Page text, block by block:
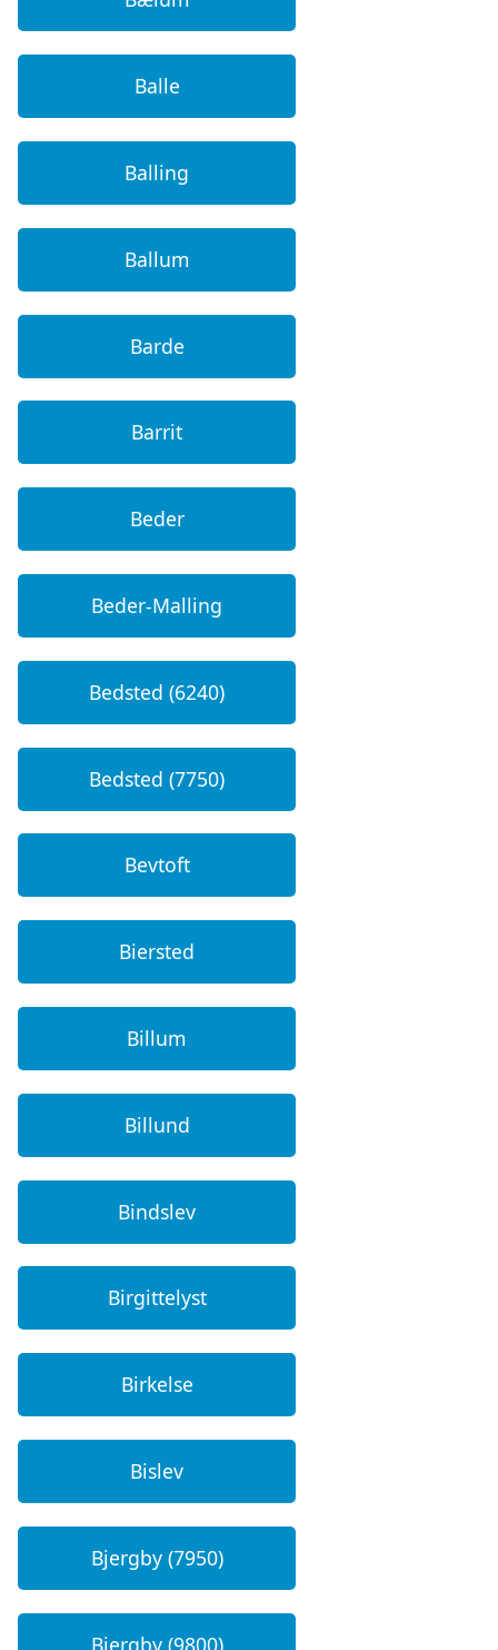
Balle
Balling
Ballum
Barde
Barrit
Beder
Beder-Malling
Bedsted (6240)
Bedsted (7750)
Bevtoft
Biersted
Billum
Billund
Bindslev
Birgittelyst
Birkelse
Bislev
Bjergby (7950)
Bjergby (9800)